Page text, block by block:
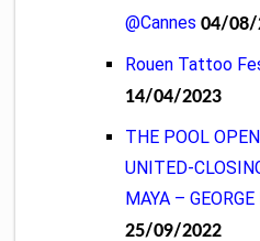
@Cannes 04/08/
Rouen Tattoo
14/04/2023
THE POOL
UNITED-
MAYA –
25/09/2022